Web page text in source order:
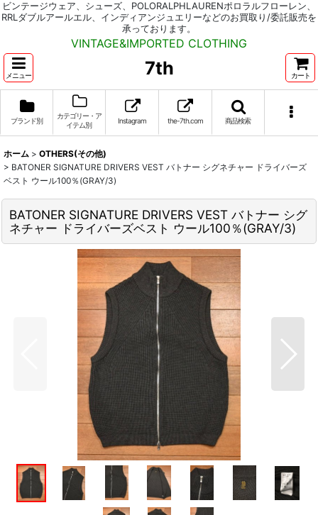
ビンテージウェア、シューズ、POLORALPHLAURENポロラルフローレン、
RRLダブルアールエル、インディアンジュエリーなどのお買取り/委託販売を
承っております。
VINTAGE&IMPORTED CLOTHING
メニュー 7th カート
ブランド別
カテゴリー・ア
イテム別
Instagram the-7th.com 商品検索
ホーム > OTHERS(その他)
> BATONER SIGNATURE DRIVERS VEST バトナー シグネチャー ドライバーズ
ベスト ウール100％(GRAY/3)
BATONER SIGNATURE DRIVERS VEST バトナー シグ
ネチャー ドライバーズベスト ウール100％(GRAY/3)